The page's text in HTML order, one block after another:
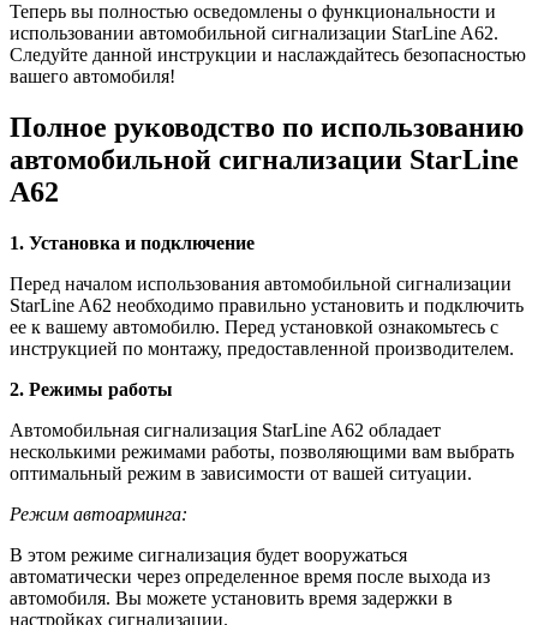
Теперь вы полностью осведомлены о функциональности и
использовании автомобильной сигнализации StarLine A62.
Следуйте данной инструкции и наслаждайтесь безопасностью
вашего автомобиля!
Полное руководство по использованию
автомобильной сигнализации StarLine
A62
1. Установка и подключение
Перед началом использования автомобильной сигнализации
StarLine A62 необходимо правильно установить и подключить
ее к вашему автомобилю. Перед установкой ознакомьтесь с
инструкцией по монтажу, предоставленной производителем.
2. Режимы работы
Автомобильная сигнализация StarLine A62 обладает
несколькими режимами работы, позволяющими вам выбрать
оптимальный режим в зависимости от вашей ситуации.
Режим автоарминга:
В этом режиме сигнализация будет вооружаться
автоматически через определенное время после выхода из
автомобиля. Вы можете установить время задержки в
настройках сигнализации.